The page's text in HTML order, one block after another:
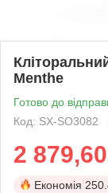
Menthe
Готово до
Код: SX-SO3082
2 879,60
Економія